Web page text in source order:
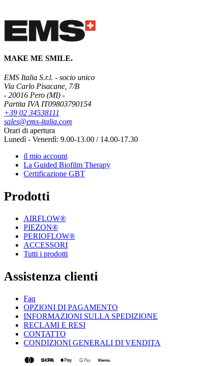
MAKE ME SMILE.
EMS Italia S.r.l. - socio unico
Via Carlo Pisacane, 7/B
- 20016 Pero (MI) -
Partita IVA IT09803790154
+39 02 34538111
sales@ems-italia.com
Orari di apertura
Lunedì - Venerdì: 9.00-13.00 / 14.00-17.30
il mio account
La Guided Biofilm Therapy
Certificazione GBT
Prodotti
AIRFLOW®
PIEZON®
PERIOFLOW®
ACCESSORI
Tutti i prodotti
Assistenza clienti
Faq
OPZIONI DI PAGAMENTO
INFORMAZIONI SULLA SPEDIZIONE
RECLAMI E RESI
CONTATTO
CONDIZIONI GENERALI DI VENDITA